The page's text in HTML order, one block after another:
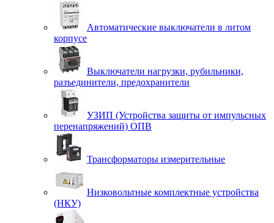
Автоматические выключатели в литом
корпусе
Выключатели нагрузки, рубильники,
разъединители, предохранители
УЗИП (Устройства защиты от импульсных
перенапряжений) ОПВ
Трансформаторы измерительные
Низковольтные комплектные устройства
(НКУ)